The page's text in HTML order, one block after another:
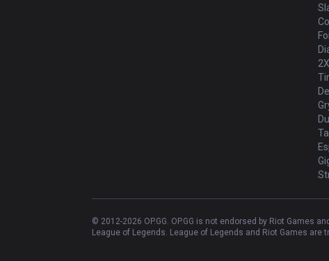
© 2012-2026 OP.GG. OP.GG is not endorsed by Riot
League of Legends. League of Legends and Riot Games